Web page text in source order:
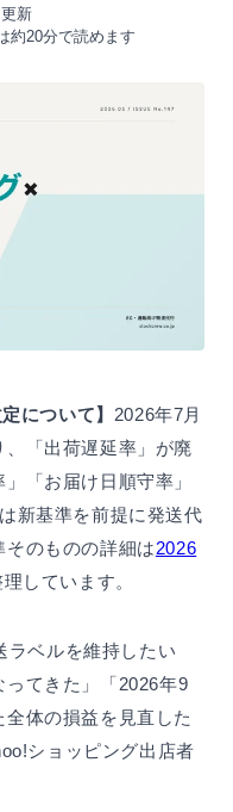
新
約20分で読めます
について】 2026年7月
「出荷遅延率」が廃
「お届け日順守率」
新基準を前提に発送代
のものの詳細は2026
しています。
ラベルを維持したい
てきた」「2026年9
体の損益を見直した
ショッピング出店者